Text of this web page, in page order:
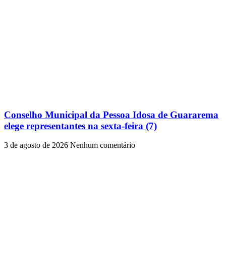
Conselho Municipal da Pessoa Idosa de Guararema
elege representantes na sexta-feira (7)
3 de agosto de 2026 Nenhum comentário